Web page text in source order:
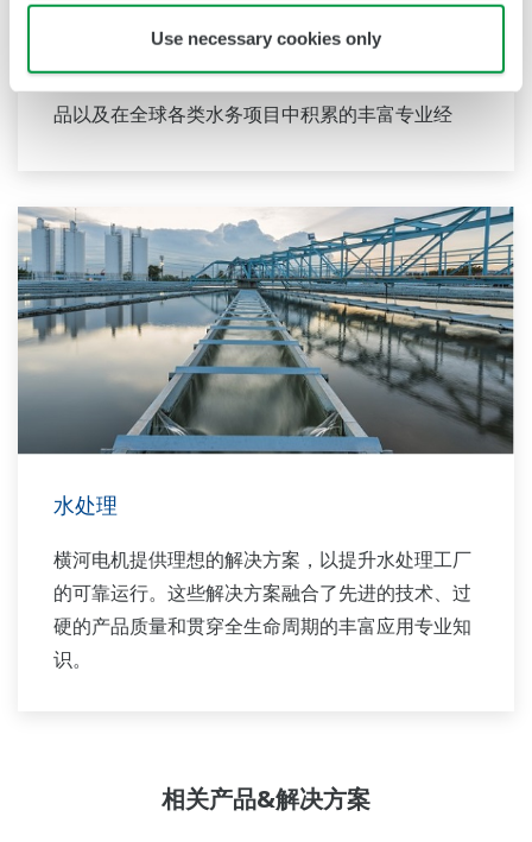
Use necessary cookies only
安全用水的稳定供应、通过污水处理保护水环境、
管理水资源流失，并优化工厂运行以减少二氧化碳
排放和运营成本。凭借我们先进的技术、可靠的产
品以及在全球各类水务项目中积累的丰富专业经
值。
横河电机为市政用水和工业用水市场提供广泛的水
控制应用支持。
水处理
横河电机提供理想的解决方案，以提升水处理工厂
的可靠运行。这些解决方案融合了先进的技术、过
硬的产品质量和贯穿全生命周期的丰富应用专业知
识。
相关产品&解决方案